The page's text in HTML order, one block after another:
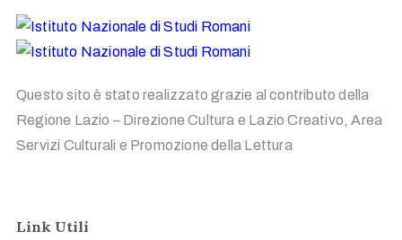
Questo sito è stato realizzato grazie al contributo della
Regione Lazio – Direzione Cultura e Lazio Creativo, Area
Servizi Culturali e Promozione della Lettura
Link Utili